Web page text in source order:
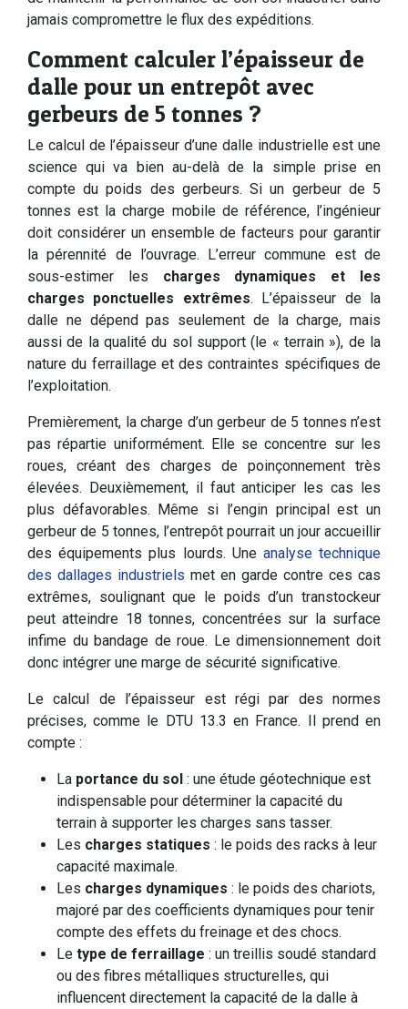
jamais compromettre le flux des expéditions.
Comment calculer l’épaisseur de
dalle pour un entrepôt avec
gerbeurs de 5 tonnes ?
Le calcul de l’épaisseur d’une dalle industrielle est une
science qui va bien au-delà de la simple prise en
compte du poids des gerbeurs. Si un gerbeur de 5
tonnes est la charge mobile de référence, l’ingénieur
doit considérer un ensemble de facteurs pour garantir
la pérennité de l’ouvrage. L’erreur commune est de
sous-estimer les charges dynamiques et les
charges ponctuelles extrêmes. L’épaisseur de la
dalle ne dépend pas seulement de la charge, mais
aussi de la qualité du sol support (le « terrain »), de la
nature du ferraillage et des contraintes spécifiques de
l’exploitation.
Premièrement, la charge d’un gerbeur de 5 tonnes n’est
pas répartie uniformément. Elle se concentre sur les
roues, créant des charges de poinçonnement très
élevées. Deuxièmement, il faut anticiper les cas les
plus défavorables. Même si l’engin principal est un
gerbeur de 5 tonnes, l’entrepôt pourrait un jour accueillir
des équipements plus lourds. Une analyse technique
des dallages industriels met en garde contre ces cas
extrêmes, soulignant que le poids d’un transtockeur
peut atteindre 18 tonnes, concentrées sur la surface
infime du bandage de roue. Le dimensionnement doit
donc intégrer une marge de sécurité significative.
Le calcul de l’épaisseur est régi par des normes
précises, comme le DTU 13.3 en France. Il prend en
compte :
La portance du sol : une étude géotechnique est
indispensable pour déterminer la capacité du
terrain à supporter les charges sans tasser.
Les charges statiques : le poids des racks à leur
capacité maximale.
Les charges dynamiques : le poids des chariots,
majoré par des coefficients dynamiques pour tenir
compte des effets du freinage et des chocs.
Le type de ferraillage : un treillis soudé standard
ou des fibres métalliques structurelles, qui
influencent directement la capacité de la dalle à